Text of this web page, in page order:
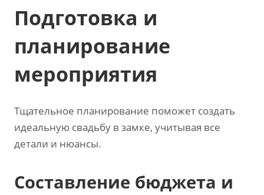
Подготовка и
планирование
мероприятия
Тщательное планирование поможет создать
идеальную свадьбу в замке‚ учитывая все
детали и нюансы.
Составление бюджета и